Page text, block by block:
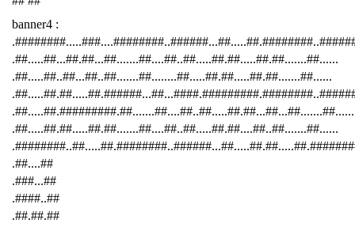
banner4 :
.##.....##...##.##...##.......##....##..##.....##.##.....##.##.......##......
.##.....##..##...##..##.......##........##.....##.##.....##.##.......##......
.##.....##.#########.##.......##....##..##.....##.##...##...##.......##......
.##.....##.##.....##.##.......##....##..##.....##.##....##..##.......##......
.##....##
.###...##
.####..##
.##.##.##